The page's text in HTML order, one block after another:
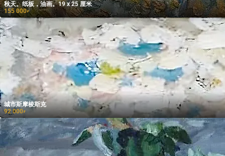
秋天。纸板，油画。19 x 25 厘米
155 000₽
城市斯摩棱斯克
92 000₽